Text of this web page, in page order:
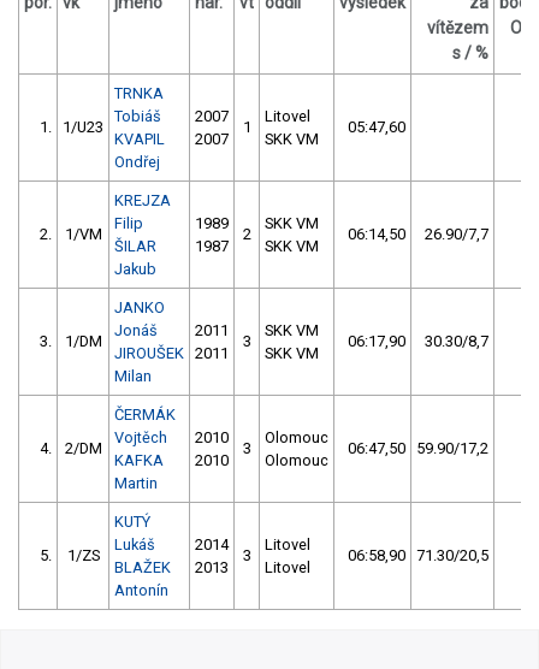
vítězem
s / %
OM
1. 1/U23
TRNKA
Tobiáš
KVAPIL
Ondřej
2007
2007
1
Litovel
SKK VM
05:47,60
2. 1/VM
KREJZA
Filip
ŠILAR
Jakub
1989
1987
2
SKK VM
SKK VM
06:14,50 26.90/7,7
3. 1/DM
JANKO
Jonáš
JIROUŠEK
Milan
2011
2011
3
SKK VM
SKK VM
06:17,90 30.30/8,7
4. 2/DM
ČERMÁK
Vojtěch
KAFKA
Martin
2010
2010
3
Olomouc
Olomouc
06:47,50 59.90/17,2
5. 1/ZS
KUTÝ
Lukáš
BLAŽEK
Antonín
2014
2013
3
Litovel
Litovel
06:58,90 71.30/20,5